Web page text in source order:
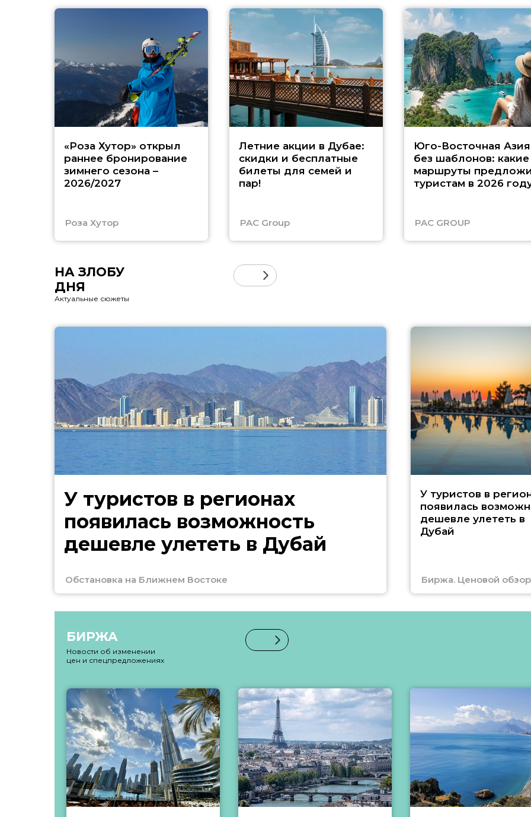
«Роза Хутор» открыл
раннее бронирование
зимнего сезона –
2026/2027
Роза Хутор
Летние акции в Дубае:
скидки и бесплатные
билеты для семей и
пар!
PAC Group
Юго-Восточная Азия
без шаблонов: какие
маршруты
туристам в 2026
PAC GROUP
НА ЗЛОБУ
ДНЯ
Актуальные сюжеты
У туристов в регионах
появилась возможность
дешевле улететь в Дубай
Обстановка на Ближнем Востоке
У туристов в
появилась
дешевле улететь в
Дубай
Биржа. Ценовой обзор
БИРЖА
Новости об изменении
цен и спецпредложениях